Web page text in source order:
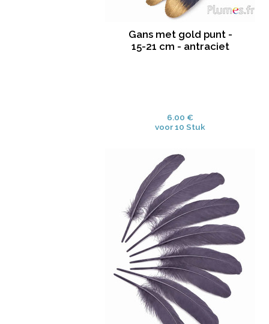
Gans met gold punt -
15-21 cm - antraciet
6.00 €
voor 10 Stuk